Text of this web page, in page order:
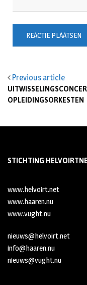
Previous article
OPLEIDINGSORKESTEN
STICHTING
www.helvoirt.net
www.haaren.nu
www.vught.nu
nieuws@helvoirt.net
info@haaren.nu
nieuws@vught.nu